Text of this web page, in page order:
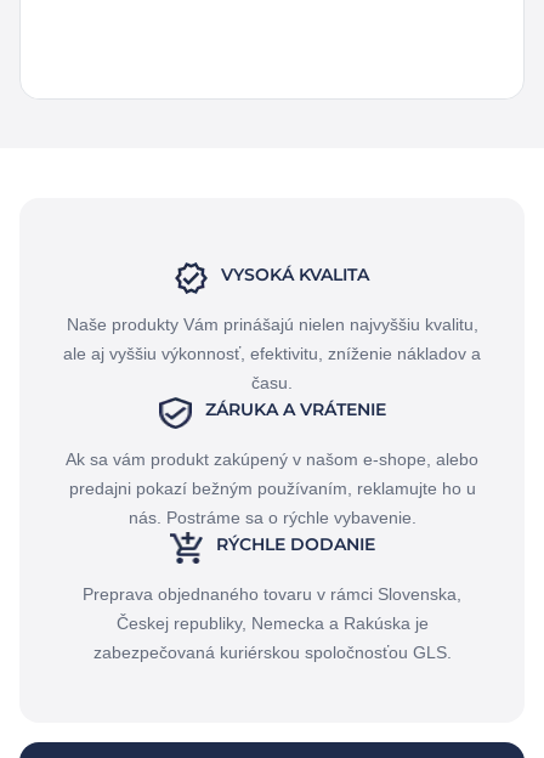
VYSOKÁ KVALITA
Naše produkty Vám prinášajú nielen najvyššiu kvalitu,
ale aj vyššiu výkonnosť, efektivitu, zníženie nákladov a
času.
ZÁRUKA A VRÁTENIE
Ak sa vám produkt zakúpený v našom e-shope, alebo
predajni pokazí bežným používaním, reklamujte ho u
nás. Postráme sa o rýchle vybavenie.
RÝCHLE DODANIE
Preprava objednaného tovaru v rámci Slovenska,
Českej republiky, Nemecka a Rakúska je
zabezpečovaná kuriérskou spoločnosťou GLS.